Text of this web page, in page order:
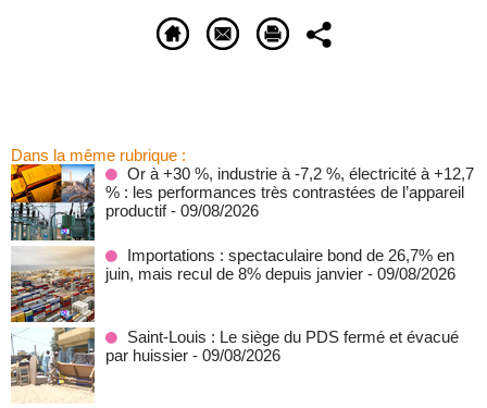
Dans la même rubrique :
Or à +30 %, industrie à -7,2 %, électricité à +12,7
% : les performances très contrastées de l’appareil
productif - 09/08/2026
Importations : spectaculaire bond de 26,7% en
juin, mais recul de 8% depuis janvier - 09/08/2026
Saint-Louis : Le siège du PDS fermé et évacué
par huissier - 09/08/2026